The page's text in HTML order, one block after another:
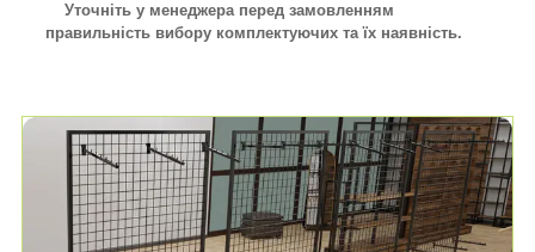
Уточніть у менеджера перед замовленням
правильність вибору комплектуючих та їх наявність.